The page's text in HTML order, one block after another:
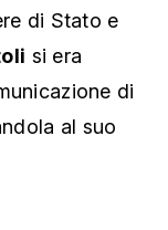
di Stato e
si era
di
al suo